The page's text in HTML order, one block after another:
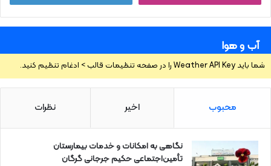
آب و هوا
شما باید Weather API Key را در صفحه تنظیمات قالب > ادغام تنظیم کنید.
محبوب اخیر نظرات
نگاهی به امکانات و خدمات بیمارستان
تأمین‌اجتماعی حکیم جرجانی گرگان